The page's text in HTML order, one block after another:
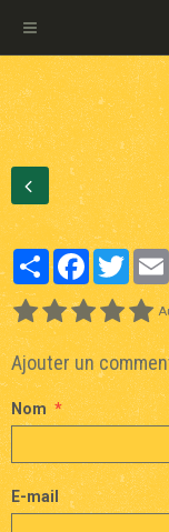
PartagerFacebook
Ajouter un
Nom
E-mail